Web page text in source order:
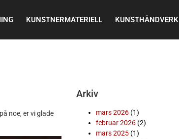
KUNSTNERMATERIELL KUNSTHÅNDVERK
noe, er vi glade
Arkiv
mars 2026(1)
februar 2026(2)
mars 2025(1)